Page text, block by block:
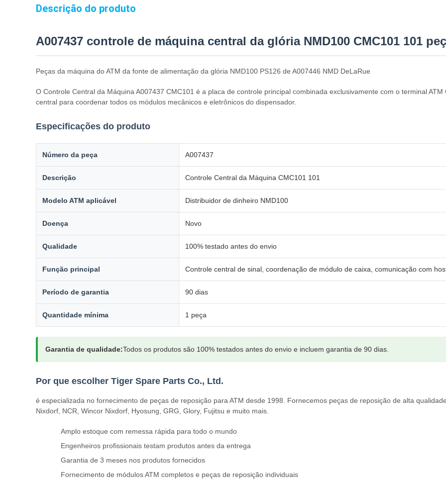
Descrição do produto
A007437 controle de máquina central da glória NMD100 CMC101 101
Peças da máquina do ATM da fonte de alimentação da glória NMD100 PS126 de A007446 NMD DeLaRue
O Controle Central da Máquina A007437 CMC101 é a placa de controle principal combinada exclusivamente com o terminal
central para coordenar todos os módulos mecânicos e eletrônicos do dispensador.
Especificações do produto
Número da peça A007437
Descrição Controle Central da Máquina CMC101 101
Modelo ATM aplicável Distribuidor de dinheiro NMD100
Doença Novo
Qualidade 100% testado antes do envio
Função principal Controle central de sinal, coordenação de módulo de caixa, comunicação com
Período de garantia 90 dias
Quantidade mínima 1 peça
Garantia de qualidade:Todos os produtos são 100% testados antes do envio e incluem garantia de 90 dias.
Por que escolher Tiger Spare Parts Co., Ltd.
é especializada no fornecimento de peças de reposição para ATM desde 1998. Fornecemos peças de reposição de alta
Nixdorf, NCR, Wincor Nixdorf, Hyosung, GRG, Glory, Fujitsu e muito mais.
Amplo estoque com remessa rápida para todo o mundo
Engenheiros profissionais testam produtos antes da entrega
Garantia de 3 meses nos produtos fornecidos
Fornecimento de módulos ATM completos e peças de reposição individuais